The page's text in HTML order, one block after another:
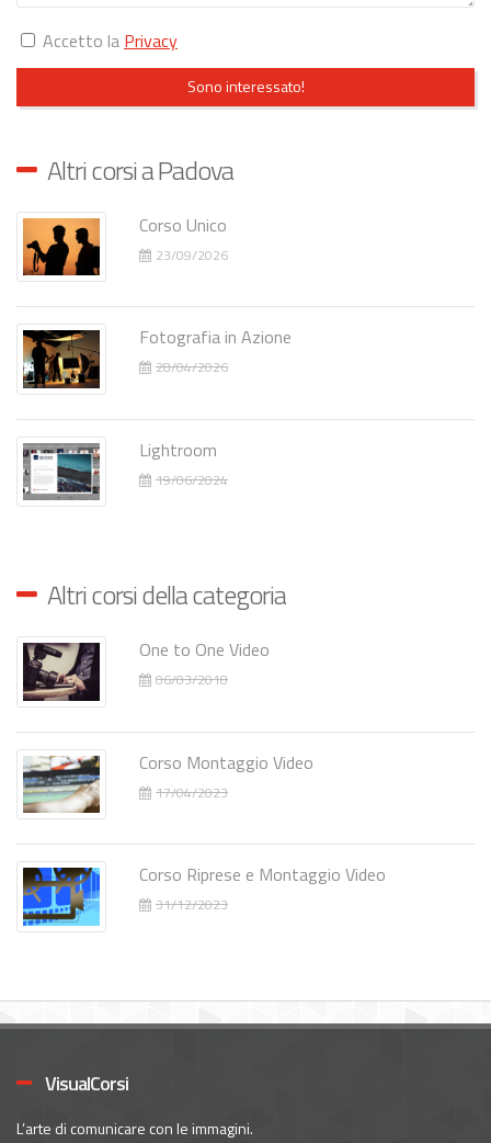
Accetto la Privacy
Sono interessato!
Altri corsi a Padova
Corso Unico
23/09/2026
Fotografia in Azione
28/04/2026
Lightroom
19/06/2024
Altri corsi della categoria
One to One Video
06/03/2018
Corso Montaggio Video
17/04/2023
Corso Riprese e Montaggio Video
31/12/2023
VisualCorsi
L’arte di comunicare con le immagini.